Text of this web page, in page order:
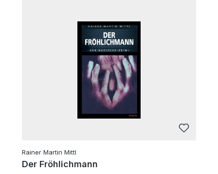
Rainer Martin Mittl
Der Fröhlichmann